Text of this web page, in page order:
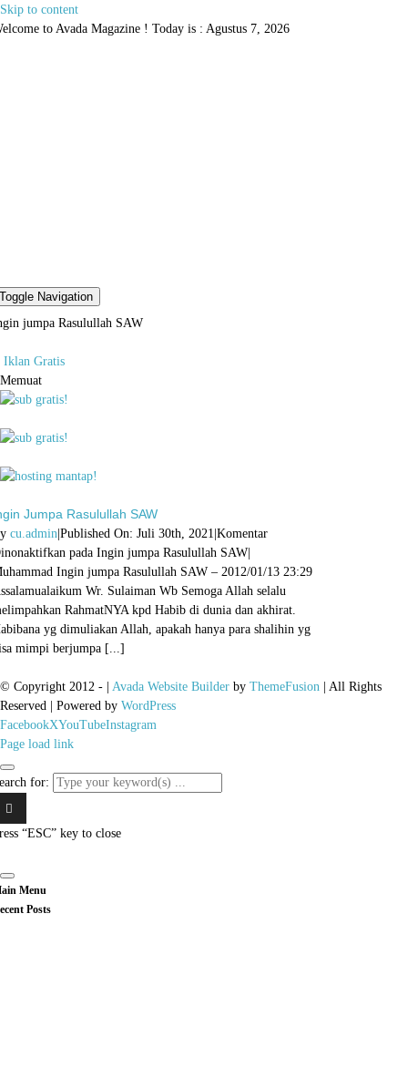
Skip to content
to Avada Magazine ! Today is : Agustus 7, 2026
Toggle Navigation
jumpa Rasulullah SAW
Iklan Gratis
Memuat
Jumpa Rasulullah SAW
cu.admin |Published On: Juli 30th, 2021 |Komentar
pada Ingin jumpa Rasulullah SAW
Ingin jumpa Rasulullah SAW – 2012/01/13 23:29
Wr. Sulaiman Wb Semoga Allah selalu
RahmatNYA kpd Habib di dunia dan akhirat.
yg dimuliakan Allah, apakah hanya para shalihin yg
mimpi berjumpa [...]
© Copyright 2012 - Avada Website Builder by ThemeFusion | All Rights
Reserved | Powered by WordPress
FacebookXYouTubeInstagram
Page load link
for:
“ESC” key to close
Menu
Posts